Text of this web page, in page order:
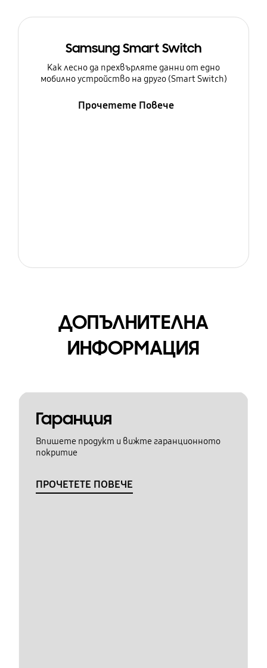
Samsung Smart Switch
Как лесно да прехвърляте данни от едно
мобилно устройство на друго (Smart Switch)
Прочетете Повече
ДОПЪЛНИТЕЛНА
ИНФОРМАЦИЯ
Гаранция
Впишете продукт и вижте гаранционното
покритие
ПРОЧЕТЕТЕ ПОВЕЧЕ